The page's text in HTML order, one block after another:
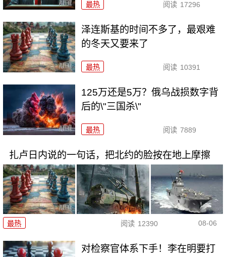
最热 阅读 17296
泽连斯基的时间不多了，最艰难
的冬天又要来了
最热 阅读 10391
125万还是5万？俄乌战损数字背
后的\"三国杀\"
最热 阅读 7889
扎卢日内说的一句话，把北约的脸按在地上摩擦
最热 阅读 12390 08-06
对检察官体系下手！李在明要打